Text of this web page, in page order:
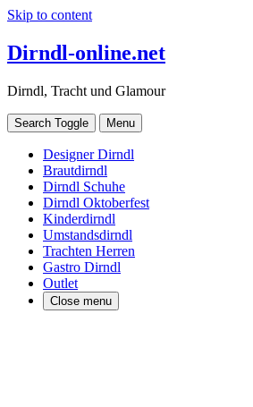
Skip to content
Dirndl-online.net
Dirndl, Tracht und Glamour
Search Toggle Menu
Designer Dirndl
Brautdirndl
Dirndl Schuhe
Dirndl Oktoberfest
Kinderdirndl
Umstandsdirndl
Trachten Herren
Gastro Dirndl
Outlet
Close menu